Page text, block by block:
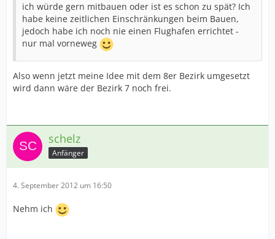
ich würde gern mitbauen oder ist es schon zu spät? Ich
habe keine zeitlichen Einschränkungen beim Bauen,
jedoch habe ich noch nie einen Flughafen errichtet -
nur mal vorneweg
Also wenn jetzt meine Idee mit dem 8er Bezirk umgesetzt
wird dann wäre der Bezirk 7 noch frei.
schelz
Anfänger
4. September 2012 um 16:50
Nehm ich